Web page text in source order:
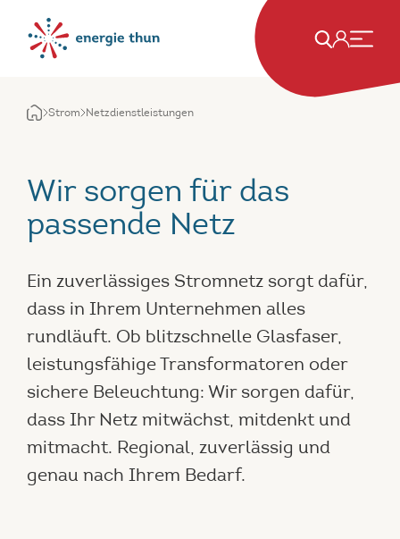
Strom Netzdienstleistungen
Wir sorgen für das
passende Netz
Ein zuverlässiges Stromnetz sorgt dafür,
dass in Ihrem Unternehmen alles
rundläuft. Ob blitzschnelle Glasfaser,
leistungsfähige Transformatoren oder
sichere Beleuchtung: Wir sorgen dafür,
dass Ihr Netz mitwächst, mitdenkt und
mitmacht. Regional, zuverlässig und
genau nach Ihrem Bedarf.